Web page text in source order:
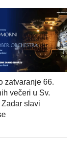
zatvaranje 66.
večeri u Sv.
Zadar slavi